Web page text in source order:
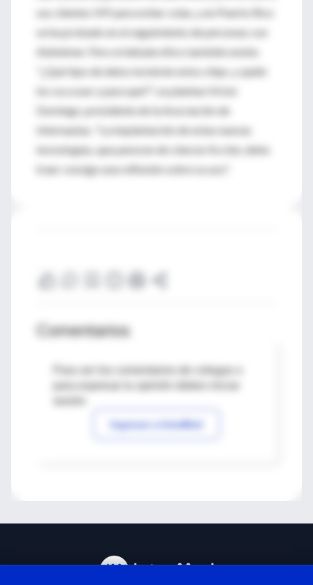
sus clientes VIP para evitar colas, y en Puerto Rico
se ha probado en el seguimiento de personas con
Alzheimer. Pero el debate ético también existe.
"¿Qué tipo de datos incluirán estos chips, y quién
los va a usar y para qué?", se plantea Víctor
Domingo, presidente de la Asociación de
Internautas. "La implantación de estas nuevas
tecnologías, que parecen de ciencia-ficción, debe
traer consigo una reflexión sobre su uso".
Comentarios
Para ver los comentarios de colegas o
Ingresar a IntraMed